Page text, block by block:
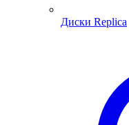
Диски Replica